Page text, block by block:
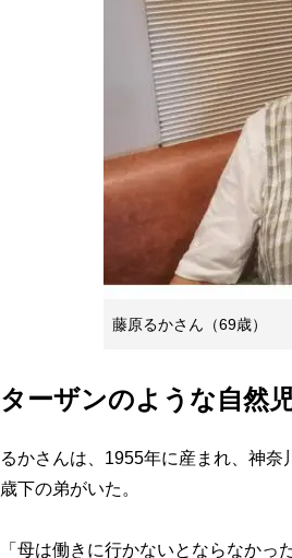
藤原るかさん（69歳）
ターザンのような自然
るかさんは、1955年に産まれ、神
歳下の弟がいた。
「母は働きに行かないとならなか